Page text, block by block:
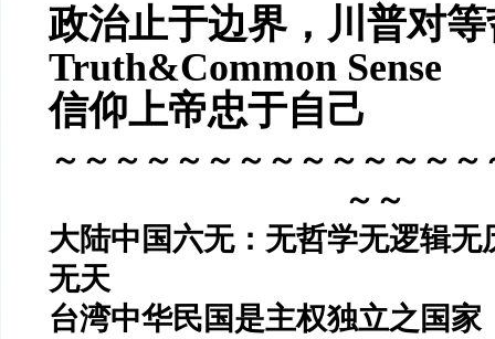
政治止于边界， 川普对
Truth&Common Sense
信仰上帝忠于自己
～～～～～～～～～～～～～
～～
大陆中国六无：无哲学无逻辑无
无天
台湾中华民国是主权独立之国家